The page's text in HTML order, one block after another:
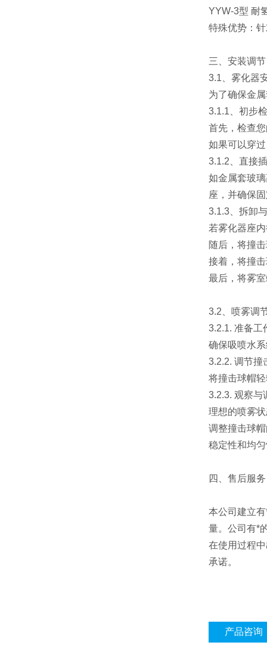
YYW-3型 耐
特殊优势：
三、安装调
3.1、雾化器
为了确保金
3.1.1、初步
首先，检查
如果可以穿
3.1.2、直接
如金属套玻
座，并确保
3.1.3、拆卸
若雾化器座
随后，将撞
接着，将撞
最后，将雾
3.2、喷雾调
3.2.1. 准备工
确保吸喷水
3.2.2. 调节撞
将撞击球帽
3.2.3. 观察与
理想的喷雾
调整撞击球
稳定性和均
四、售后服
本公司建立
量。公司有*
在使用过程
承诺。
产品咨询